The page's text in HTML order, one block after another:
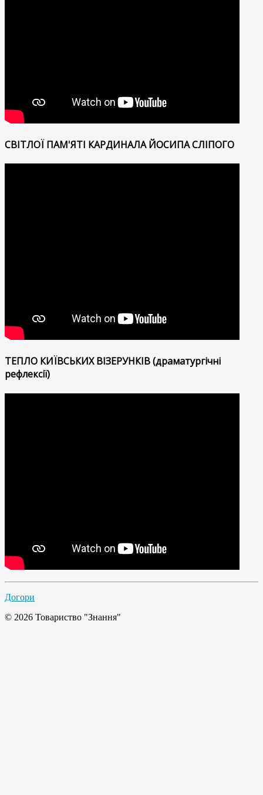
СВІТЛОЇ ПАМ'ЯТІ КАРДИНАЛА ЙОСИПА СЛІПОГО
ТЕПЛО КИЇВСЬКИХ ВІЗЕРУНКІВ (драматургічні
рефлексії)
Догори
© 2026 Товариство "Знання"